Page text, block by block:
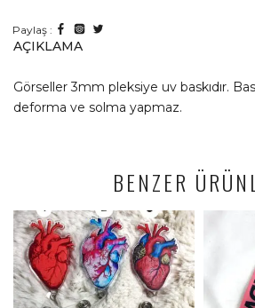
Paylaş :
AÇIKLAMA
Görseller 3mm pleksiye uv baskıdır.
deforma ve solma yapmaz.
BENZER